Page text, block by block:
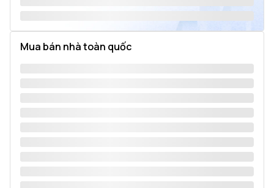
Mua bán nhà toàn quốc